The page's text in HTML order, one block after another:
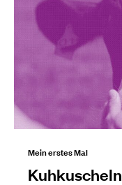
Mein erstes Mal
Kuhkuscheln